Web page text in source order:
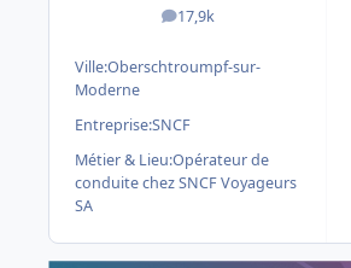
17,9k
messages
Ville:Oberschtroumpf-sur-
Moderne
Entreprise:SNCF
Métier & Lieu:Opérateur de
conduite chez SNCF Voyageurs
SA